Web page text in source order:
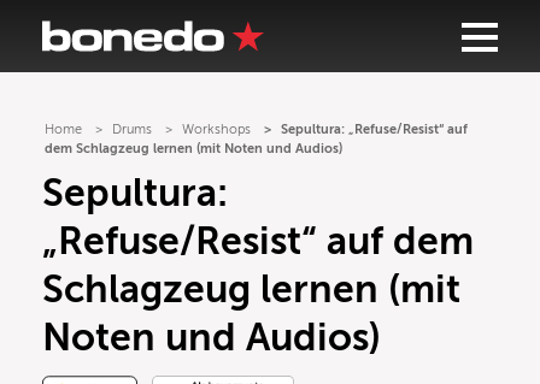
Home Drums Workshops
Sepultura: „Refuse/Resist“ auf
dem Schlagzeug lernen (mit Noten und Audios)
Sepultura:
„Refuse/Resist“ auf dem
Schlagzeug lernen (mit
Noten und Audios)